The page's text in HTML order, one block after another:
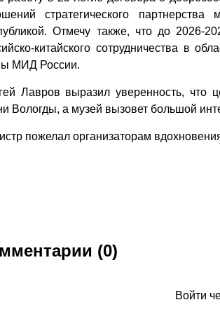
стратегического
Отмечу также, что до
китайского сотрудничества в
МИД России.
Лавров выразил уверенность, что
Вологды, а музей вызовет большой
пожелал организаторам
(0)
Войти